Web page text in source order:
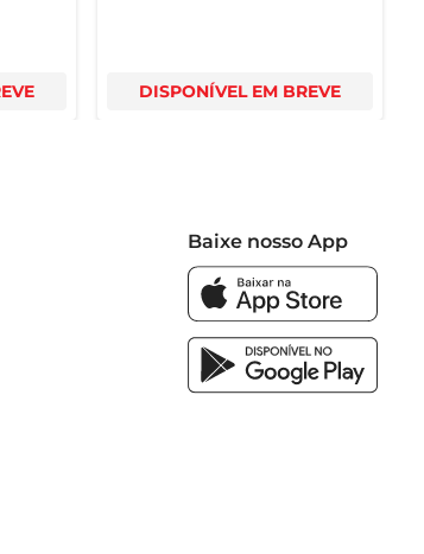
DISPONÍVEL EM BREVE
Baixe nosso App